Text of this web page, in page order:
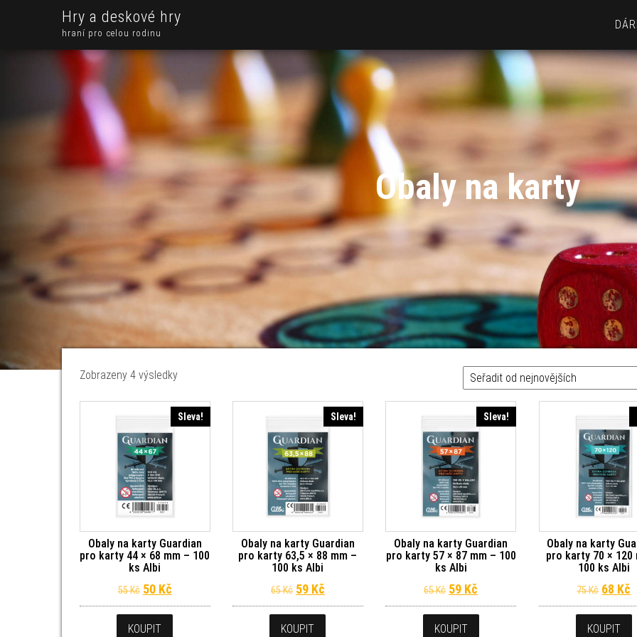
Hry a deskové hry
hraní pro celou rodinu
Obaly na karty
Zobrazeny 4 výsledkySeřazeno od nejnovějších
Sleva!
Obaly na karty Guardian
pro karty 44 × 68 mm – 100
ks Albi
55Kč Původní cena byla: 55 Kč.
50 KčAktuální cena je: 50 Kč.
KOUPIT
Sleva!
Obaly na karty Guardian
pro karty 63,5 × 88 mm –
100 ks Albi
65Kč Původní cena byla: 65 Kč.
59 KčAktuální cena je: 59 Kč.
KOUPIT
Sleva!
Obaly na karty Guardian
pro karty 57 × 87 mm – 100
ks Albi
65Kč Původní cena byla: 65 Kč.
59 Kč Aktuální cena je: 59 Kč.
KOUPIT
Obaly na karty
pro karty 70 × 120
100 ks Albi
75Kč 68 Kč
KOUPIT